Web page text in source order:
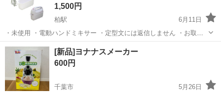
1,500円
柏駅
6月11日
・未使用 ・電動ハンドミキサー ・定型文には返信しません ・お取引
希望の方はご都合の良い日時をいくつか記載してご連絡ください ・複
数点購入以外値引きいたしません
千葉 柏市 柏駅 キッチン家電
[新品]ヨナナスメーカー
600円
千葉市
5月26日